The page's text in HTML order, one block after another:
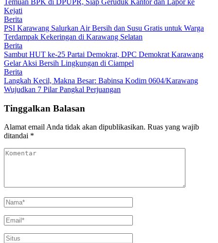
Kejati
Berita
PSI Karawang Salurkan Air Bersih dan Susu Gratis untuk Warga
Terdampak Kekeringan di Karawang Selatan
Berita
Sambut HUT ke-25 Partai Demokrat, DPC Demokrat Karawang
Gelar Aksi Bersih Lingkungan di Ciampel
Berita
Langkah Kecil, Makna Besar: Babinsa Kodim 0604/Karawang
Wujudkan 7 Pilar Pangkal Perjuangan
Tinggalkan Balasan
Alamat email Anda tidak akan dipublikasikan. Ruas yang wajib
ditandai *